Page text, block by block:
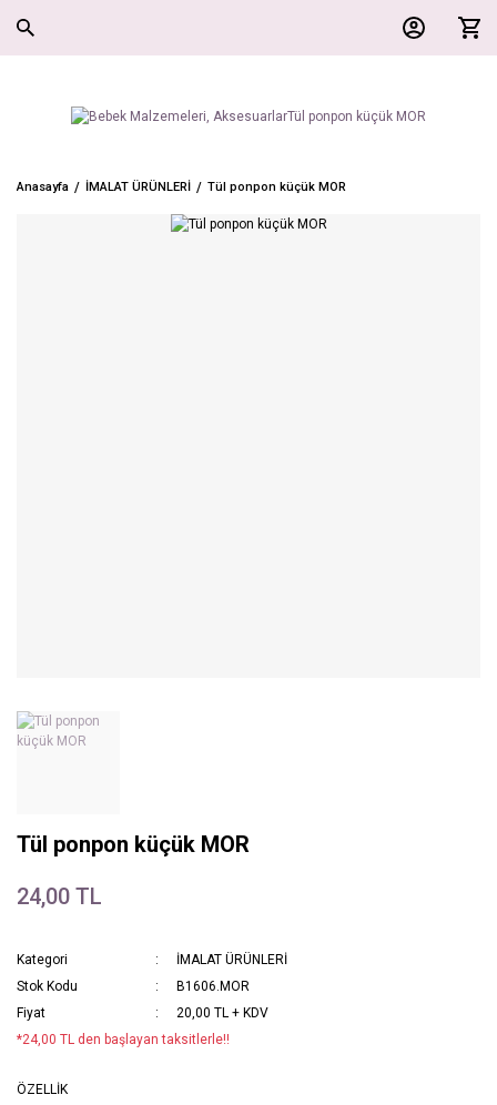
Anasayfa İMALAT ÜRÜNLERİ Tül ponpon küçük MOR
Tül ponpon küçük MOR
24,00 TL
Kategori
İMALAT ÜRÜNLERİ
Stok Kodu
B1606.MOR
Fiyat
20,00 TL + KDV
*24,00 TL den başlayan taksitlerle!!
ÖZELLİK